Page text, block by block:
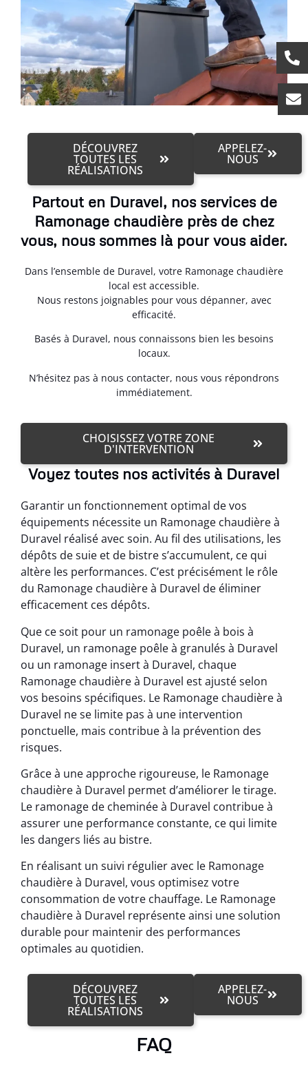
DÉCOUVREZ
TOUTES LES
RÉALISATIONS
APPELEZ-
NOUS
Partout en Duravel, nos services de
Ramonage chaudière près de chez
vous, nous sommes là pour vous aider.
Dans l’ensemble de Duravel, votre Ramonage chaudière
local est accessible.
Nous restons joignables pour vous dépanner, avec
efficacité.
Basés à Duravel, nous connaissons bien les besoins
locaux.
N’hésitez pas à nous contacter, nous vous répondrons
immédiatement.
CHOISISSEZ VOTRE ZONE
D'INTERVENTION
Voyez toutes nos activités à Duravel
Garantir un fonctionnement optimal de vos
équipements nécessite un Ramonage chaudière à
Duravel réalisé avec soin. Au fil des utilisations, les
dépôts de suie et de bistre s’accumulent, ce qui
altère les performances. C’est précisément le rôle
du Ramonage chaudière à Duravel de éliminer
efficacement ces dépôts.
Que ce soit pour un ramonage poêle à bois à
Duravel, un ramonage poêle à granulés à Duravel
ou un ramonage insert à Duravel, chaque
Ramonage chaudière à Duravel est ajusté selon
vos besoins spécifiques. Le Ramonage chaudière à
Duravel ne se limite pas à une intervention
ponctuelle, mais contribue à la prévention des
risques.
Grâce à une approche rigoureuse, le Ramonage
chaudière à Duravel permet d’améliorer le tirage.
Le ramonage de cheminée à Duravel contribue à
assurer une performance constante, ce qui limite
les dangers liés au bistre.
En réalisant un suivi régulier avec le Ramonage
chaudière à Duravel, vous optimisez votre
consommation de votre chauffage. Le Ramonage
chaudière à Duravel représente ainsi une solution
durable pour maintenir des performances
optimales au quotidien.
DÉCOUVREZ
TOUTES LES
RÉALISATIONS
APPELEZ-
NOUS
FAQ